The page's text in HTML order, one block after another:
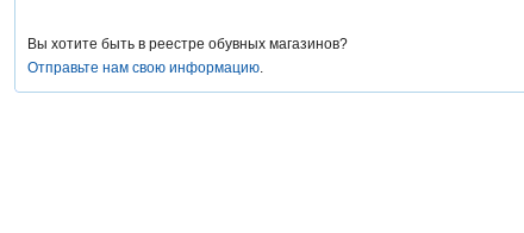
Вы хотите быть в реестре обувных магазинов?
Отправьте нам свою информацию.